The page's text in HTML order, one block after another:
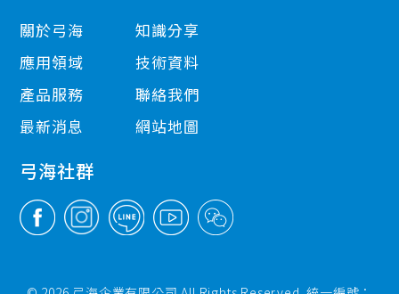
關於弓海
應用領域
產品服務
最新消息
知識分享
技術資料
聯絡我們
網站地圖
弓海社群